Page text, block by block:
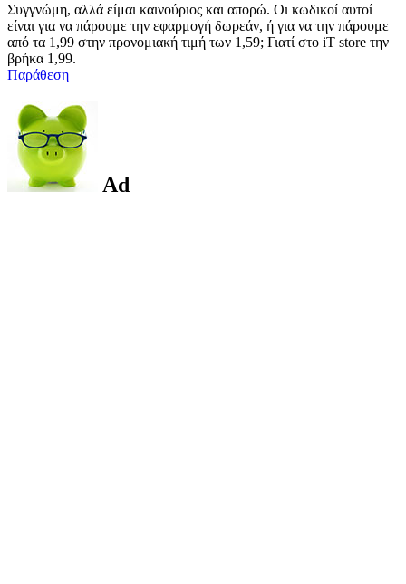
Συγγνώμη, αλλά είμαι καινούριος και απορώ. Οι κωδικοί αυτοί
είναι για να πάρουμε την εφαρμογή δωρεάν, ή για να την πάρουμε
από τα 1,99 στην προνομιακή τιμή των 1,59; Γιατί στο iT store την
βρήκα 1,99.
Παράθεση
Ad